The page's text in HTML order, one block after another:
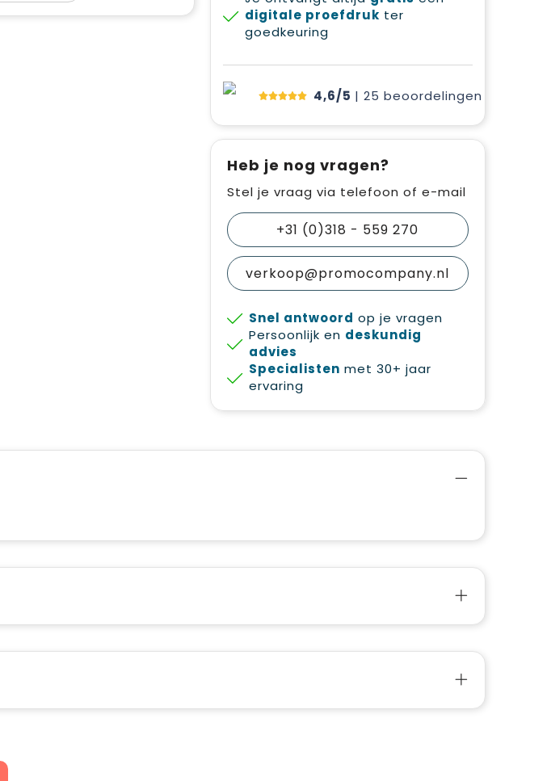
digitale proefdruk ter
goedkeuring
4,6/5 | 25 beoordelingen
Heb je nog vragen?
Stel je vraag via telefoon of e-mail
+31 (0)318 - 559 270
verkoop@promocompany.nl
Snel antwoord op je vragen
Persoonlijk en deskundig
advies
Specialisten met 30+ jaar
ervaring